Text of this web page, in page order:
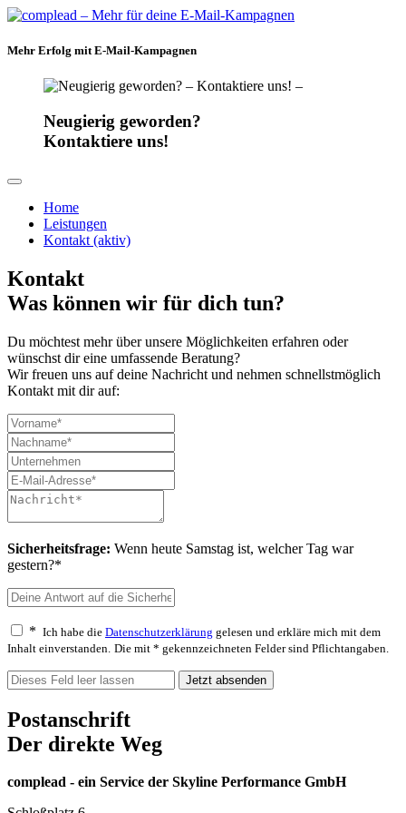
Mehr Erfolg mit E-Mail-Kampagnen
Neugierig geworden?
Kontaktiere uns!
Home
Leistungen
Kontakt (aktiv)
Kontakt
Was können wir für dich tun?
Du möchtest mehr über unsere Möglichkeiten erfahren oder
wünschst dir eine umfassende Beratung?
Wir freuen uns auf deine Nachricht und nehmen schnellstmöglich
Kontakt mit dir auf:
Sicherheitsfrage: Wenn heute Samstag ist, welcher Tag war
gestern?*
* Ich habe die Datenschutzerklärung gelesen und erkläre mich mit dem
Inhalt einverstanden. Die mit * gekennzeichneten Felder sind Pflichtangaben.
Jetzt absenden
Postanschrift
Der direkte Weg
complead - ein Service der Skyline Performance GmbH